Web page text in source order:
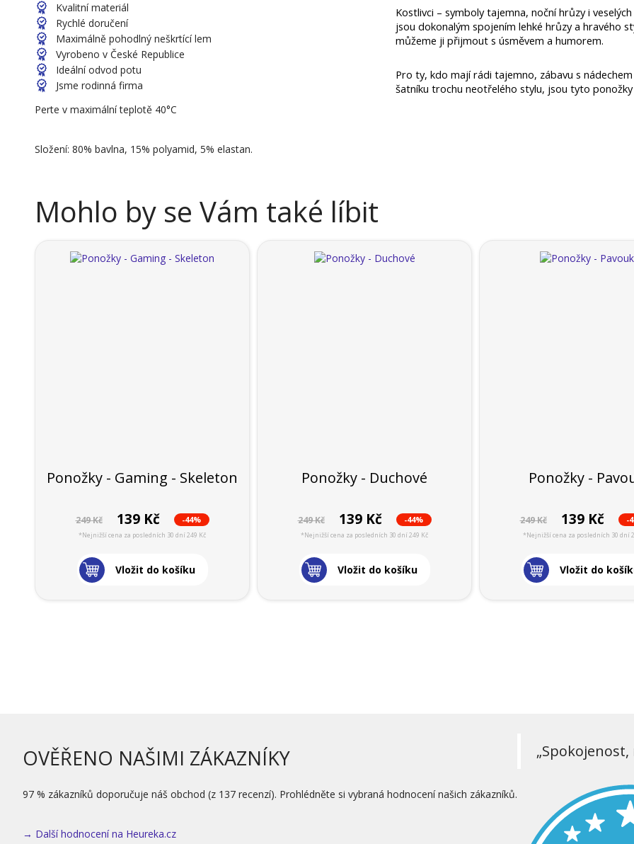
Kvalitní materiál
Rychlé doručení
Maximálně pohodlný neškrtící lem
Vyrobeno v České Republice
Ideální odvod potu
Jsme rodinná firma
Perte v maximální teplotě 40°C
Složení: 80% bavlna, 15% polyamid, 5% elastan.
Kostlivci – symboly tajemna, noční hrůzy i
jsou dokonalým spojením lehké hrůzy a hravého
můžeme ji přijmout s úsměvem a humorem.
Pro ty, kdo mají rádi tajemno, zábavu s
šatníku trochu neotřelého stylu, jsou tyto ponožky
Mohlo by se Vám také líbit
Ponožky - Gaming - Skeleton
249 Kč 139 Kč -44%
*Nejnižší cena za posledních 30 dní 249 Kč
Vložit do košíku
Ponožky - Duchové
249 Kč 139 Kč -44%
*Nejnižší cena za posledních 30 dní 249 Kč
Vložit do košíku
Ponožky -
249 Kč 139 Kč -
*Nejnižší cena za posledních 30 dní
Vložit do
OVĚŘENO NAŠIMI ZÁKAZNÍKY
97 % zákazníků doporučuje náš obchod (z 137 recenzí). Prohlédněte si vybraná hodnocení našich zákazníků.
→ Další hodnocení na Heureka.cz